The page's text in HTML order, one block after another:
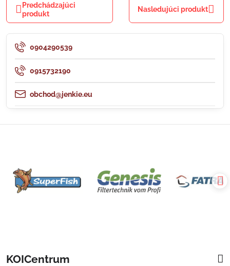
Predchádzajúci
produkt
Nasledujúci produkt
0904290539
0915732190
obchod@jenkie.eu
KOICentrum